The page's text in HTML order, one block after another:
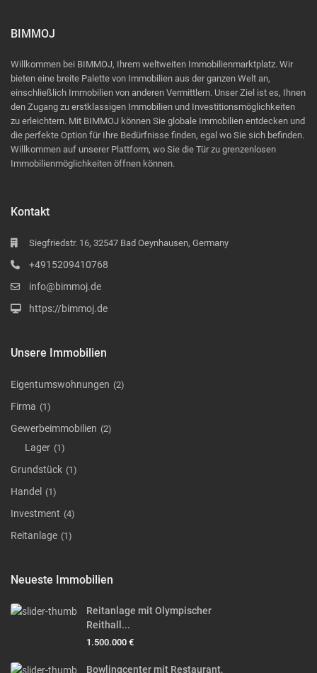
BIMMOJ
Willkommen bei BIMMOJ, Ihrem weltweiten Immobilienmarktplatz. Wir
bieten eine breite Palette von Immobilien aus der ganzen Welt an,
einschließlich Immobilien von anderen Vermittlern. Unser Ziel ist es, Ihnen
den Zugang zu erstklassigen Immobilien und Investitionsmöglichkeiten
zu erleichtern. Mit BIMMOJ können Sie globale Immobilien entdecken und
die perfekte Option für Ihre Bedürfnisse finden, egal wo Sie sich befinden.
Willkommen auf unserer Plattform, wo Sie die Tür zu grenzenlosen
Immobilienmöglichkeiten öffnen können.
Kontakt
Siegfriedstr. 16, 32547 Bad Oeynhausen, Germany
+4915209410768
info@bimmoj.de
https://bimmoj.de
Unsere Immobilien
Eigentumswohnungen (2)
Firma (1)
Gewerbeimmobilien (2)
Lager (1)
Grundstück (1)
Handel (1)
Investment (4)
Reitanlage (1)
Neueste Immobilien
Reitanlage mit Olympischer
Reithall...
1.500.000 €
Bowlingcenter mit Restaurant,